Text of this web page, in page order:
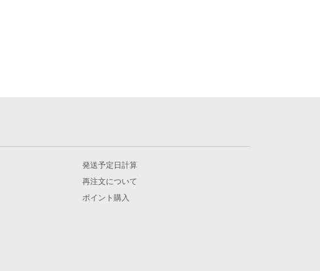
発送予定日計算
再注文について
ポイント購入